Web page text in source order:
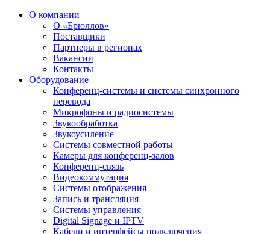
О компании
О «Брюллов»
Поставщики
Партнеры в регионах
Вакансии
Контакты
Оборудование
Конференц-системы и системы синхронного
перевода
Микрофоны и радиосистемы
Звукообработка
Звукоусиление
Системы совместной работы
Камеры для конференц-залов
Конференц-связь
Видеокоммутация
Системы отображения
Запись и трансляция
Системы управления
Digital Signage и IPTV
Кабели и интерфейсы подключения